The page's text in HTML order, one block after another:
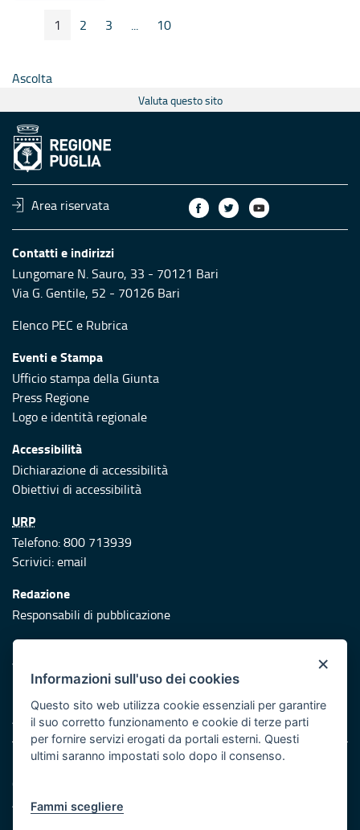
Pagina Precedente
Pagina
1 Pagina
2 Pagina
3 ...
Pagine intermedie
Pagina
10
Ascolta
Valuta questo sito
Area riservata
Contatti e indirizzi
Lungomare N. Sauro, 33 - 70121 Bari
Via G. Gentile, 52 - 70126 Bari
Elenco PEC e Rubrica
Eventi e Stampa
Ufficio stampa della Giunta
Press Regione
Logo e identità regionale
Accessibilità
Dichiarazione di accessibilità
Obiettivi di accessibilità
URP
Telefono: 800 713939
Scrivici:email
Redazione
Responsabili di pubblicazione
Protezione civile
Vai al sito di Protezione Civile Puglia
Iniziativa finanziata con risorse del POR Puglia 2014/2020 -
Asse XI
Note legali
Cookie e privacy
Atti di notifica
×
Informazioni sull'uso dei cookies
Questo sito web utilizza cookie essenziali per garantire
il suo corretto funzionamento e cookie di terze parti
per fornire servizi erogati da portali esterni. Questi
ultimi saranno impostati solo dopo il consenso.
Fammi scegliere